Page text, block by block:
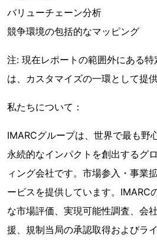
バリューチェーン分析
競争環境の包括的なマッピング
注: 現在レポートの範囲外にある
は、カスタマイズの一環として提供
私たちについて：
IMARCグループは、世界で最も野
永続的なインパクトを創出するグ
ィング会社です。市場参入・事業
ービスを提供しています。IMARC
な市場評価、実現可能性調査、会
援、規制当局の承認取得およびラ